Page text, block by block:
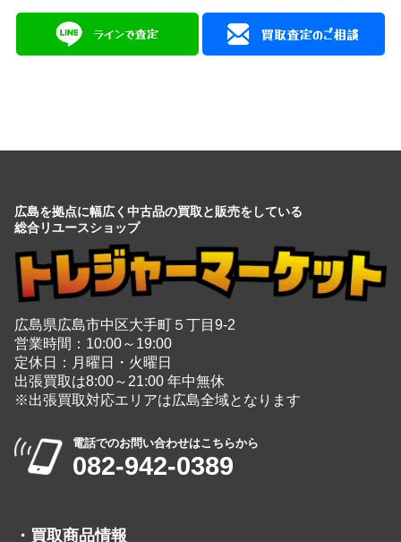
広島県広島市中区大手町５丁目9-2
営業時間：10:00～19:00
定休日：月曜日・火曜日
出張買取は8:00～21:00 年中無休
※出張買取対応エリアは広島全域となります
電話でのお問い合わせはこちらから
082-942-0389
家電 ＋
玩具 ＋
時計 ＋
カメラ ＋